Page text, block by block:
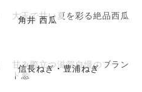
角井 西瓜
大玉で甘い夏を彩る絶品西瓜
信長ねぎ・豊浦ねぎ
甘み際立つ滋賀自慢のブラン
ド葱